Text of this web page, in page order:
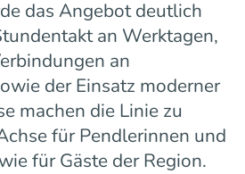
das Angebot deutlich
an Werktagen,
an
der Einsatz moderner
machen die Linie zu
für Pendlerinnen und
für Gäste der Region.